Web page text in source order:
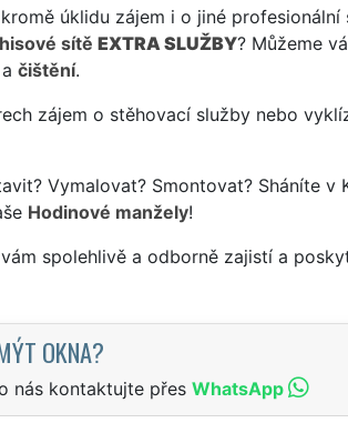
úklidu zájem i o jiné profesionální
sítě EXTRA SLUŽBY? Můžeme
a čištění.
zájem o stěhovací služby nebo
Vymalovat? Smontovat? Sháníte v
Hodinové manžely!
spolehlivě a odborně zajistí a
OKNA?
nás kontaktujte přes WhatsApp